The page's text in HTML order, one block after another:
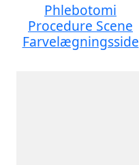
Phlebotomi
Procedure Scene
Farvelægningsside